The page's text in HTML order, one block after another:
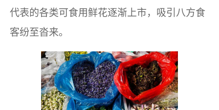
代表的各类可食用鲜花逐渐上市，吸引八方食
客纷至沓来。